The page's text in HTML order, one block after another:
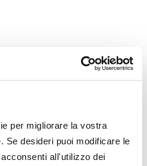
per migliorare la vostra
Se desideri puoi modificare le
all'utilizzo dei